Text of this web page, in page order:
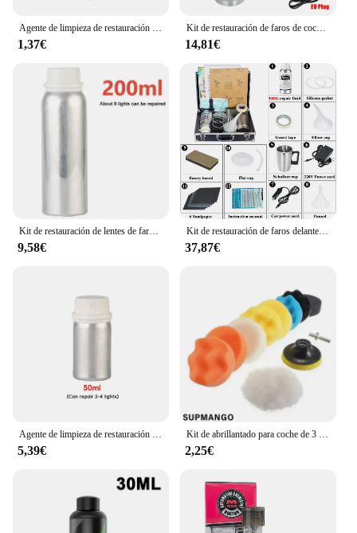
Agente de limpieza de restauración de faros de coche, polímero líquido de pulido, productos de reparación de automóviles, 800G/600G/150G
1,37€
Kit de restauración de faros de coche, herramienta de cuidado de faros automotrices, líquido de restauración de faros, juego de pulido, 220V
14,81€
Kit de restauración de lentes de faros delanteros de coche, Herramientas de limpieza de pulido para restaurar la oxidación, arañazos amarillos
9,58€
Kit de restauración de faros delanteros de coche, líquido de reparación de faros de coche, Kits de renovación, polímero limpio, juego de herramientas automáticas, 100ml
37,87€
5,39€ 2,25€